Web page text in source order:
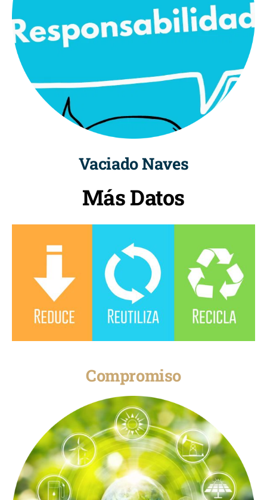
Vaciado Naves
Más Datos
Compromiso